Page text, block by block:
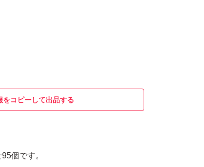
をコピーして出品する
個です。